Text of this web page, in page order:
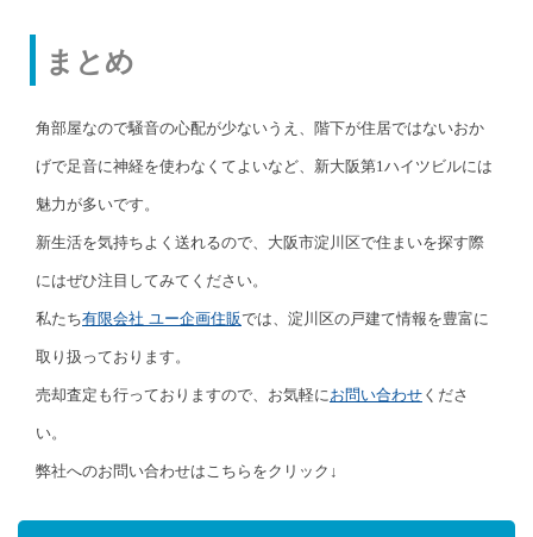
まとめ
角部屋なので騒音の心配が少ないうえ、階下が住居ではないおか
げで足音に神経を使わなくてよいなど、新大阪第1ハイツビルには
魅力が多いです。
新生活を気持ちよく送れるので、大阪市淀川区で住まいを探す際
にはぜひ注目してみてください。
私たち有限会社 ユー企画住販では、淀川区の戸建て情報を豊富に
取り扱っております。
売却査定も行っておりますので、お気軽に お問い合わせ くださ
い。
弊社へのお問い合わせはこちらをクリック↓